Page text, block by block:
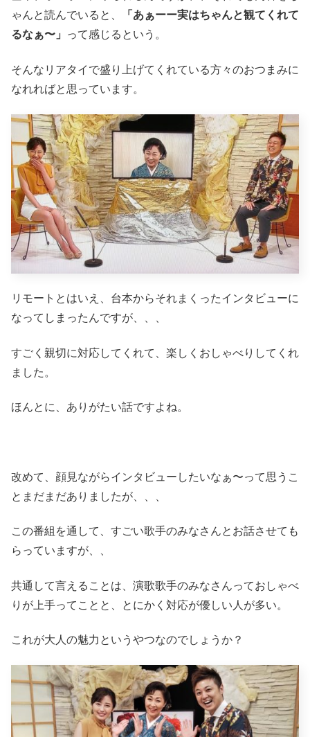
ゃんと読んでいると、
「あぁーー実はちゃんと観てくれて
るなぁ〜」
って感じるという。
そんなリアタイで盛り上げてくれている方々のおつまみに
なれればと思っています。
リモートとはいえ、台本からそれまくったインタビューに
なってしまったんですが、、、
すごく親切に対応してくれて、楽しくおしゃべりしてくれ
ました。
ほんとに、ありがたい話ですよね。
改めて、顔見ながらインタビューしたいなぁ〜って思うこ
とまだまだありましたが、、、
この番組を通して、すごい歌手のみなさんとお話させても
らっていますが、、
共通して言えることは、演歌歌手のみなさんっておしゃべ
りが上手ってことと、とにかく対応が優しい人が多い。
これが大人の魅力というやつなのでしょうか？